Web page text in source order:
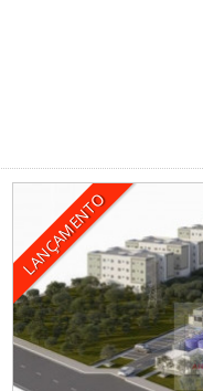
LANÇAMENTO